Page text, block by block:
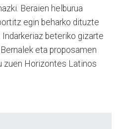
Beraien hel­bu­rua
egin be­harko dituzte
beteriko gizarte
eta pro­posamen
zuen Hori­zontes La­tinos